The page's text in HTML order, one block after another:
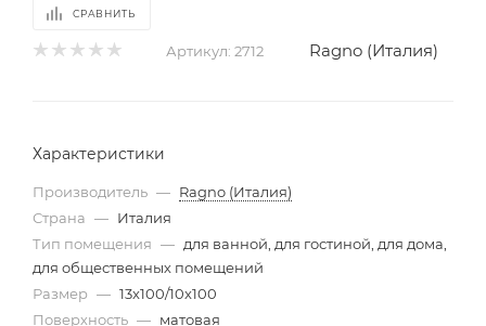
СРАВНИТЬ
Артикул: 2712 Ragno (Италия)
Характеристики
Производитель — Ragno (Италия)
Страна — Италия
Тип помещения — для ванной, для гостиной, для дома,
для общественных помещений
Размер — 13x100/10x100
Поверхность — матовая